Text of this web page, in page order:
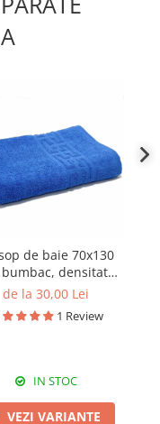
de baie 70x130
densitate
500 g/mp
de la 30,00 Lei
1 Review
IN STOC
VEZI VARIANTE